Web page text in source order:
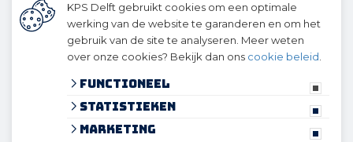
Ons team
Geschiedenis
© 2026 KPS Delft
algemene voorwaarden
KPS Delft gebruikt cookies om een optimale
werking van de website te garanderen en om het
gebruik van de site te analyseren. Meer weten
over onze cookies? Bekijk dan ons cookie beleid
Functioneel
Statistieken
Marketing